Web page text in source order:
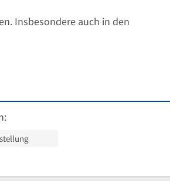
Insbesondere auch in den